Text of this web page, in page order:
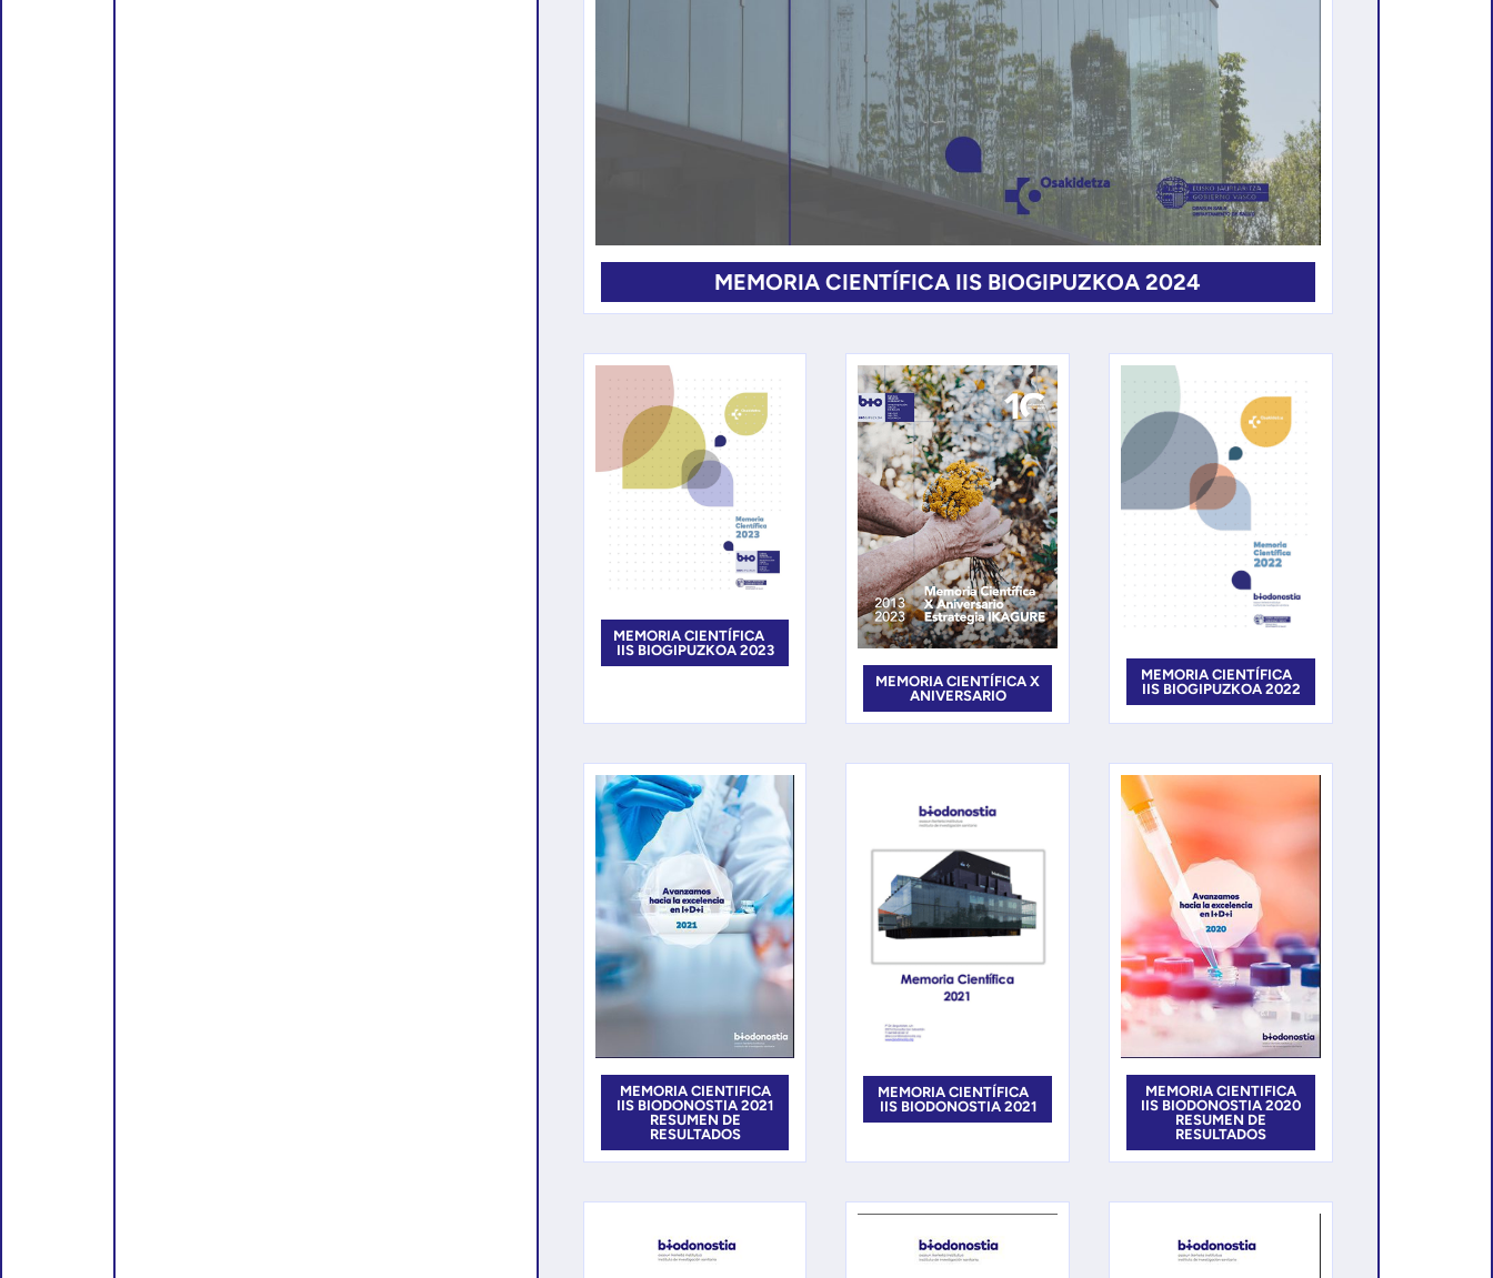
MEMORIA CIENTÍFICA IIS BIOGIPUZKOA 2024
MEMORIA CIENTÍFICA
IIS BIOGIPUZKOA 2023
MEMORIA CIENTÍFICA X
ANIVERSARIO
MEMORIA CIENTÍFICA
IIS BIOGIPUZKOA 2022
MEMORIA CIENTIFICA
IIS BIODONOSTIA 2021
RESUMEN DE
RESULTADOS
MEMORIA CIENTÍFICA
IIS BIODONOSTIA 2021
MEMORIA CIENTIFICA
IIS BIODONOSTIA 2020
RESUMEN DE
RESULTADOS